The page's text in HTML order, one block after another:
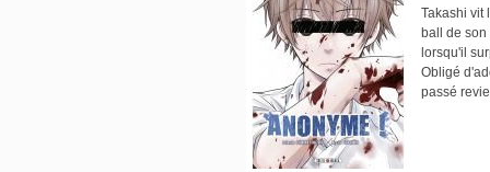
Takashi vit
ball de
lorsqu'il
Obligé
passé